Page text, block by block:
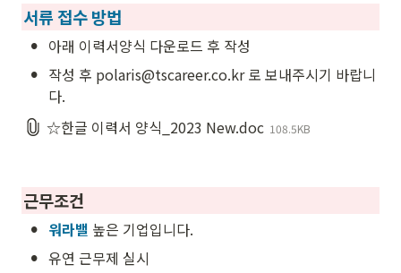
서류 접수 방법
• 아래 이력서양식 다운로드 후 작성
• 작성 후 polaris@tscareer.co.kr 로 보내주시기 바랍니
다.
☆한글 이력서 양식_2023 New.doc 108.5KB
근무조건
• 워라밸 높은 기업입니다.
• 유연 근무제 실시